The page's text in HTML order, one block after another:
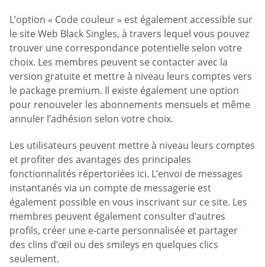
L’option « Code couleur » est également accessible sur
le site Web Black Singles, à travers lequel vous pouvez
trouver une correspondance potentielle selon votre
choix. Les membres peuvent se contacter avec la
version gratuite et mettre à niveau leurs comptes vers
le package premium. Il existe également une option
pour renouveler les abonnements mensuels et même
annuler l’adhésion selon votre choix.
Les utilisateurs peuvent mettre à niveau leurs comptes
et profiter des avantages des principales
fonctionnalités répertoriées ici. L’envoi de messages
instantanés via un compte de messagerie est
également possible en vous inscrivant sur ce site. Les
membres peuvent également consulter d’autres
profils, créer une e-carte personnalisée et partager
des clins d’œil ou des smileys en quelques clics
seulement.